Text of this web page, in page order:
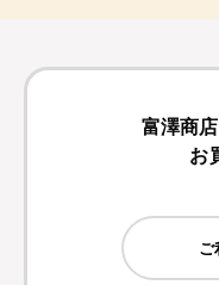
富澤商
お
ご